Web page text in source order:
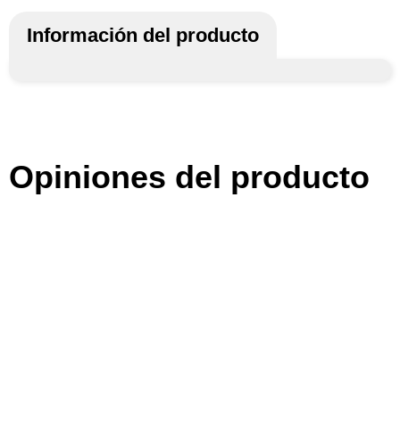
Información del producto
Opiniones del producto